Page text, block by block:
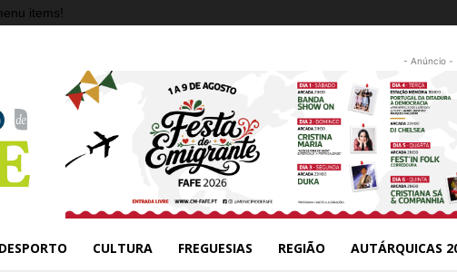
items!
- Anúncio -
DESPORTO CULTURA FREGUESIAS REGIÃO AUTÁRQUICAS